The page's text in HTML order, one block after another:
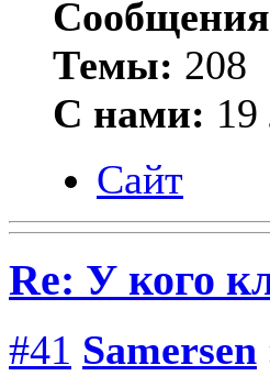
Темы: 208
С нами: 19
Сайт
Re: У кого
#41 Samersen